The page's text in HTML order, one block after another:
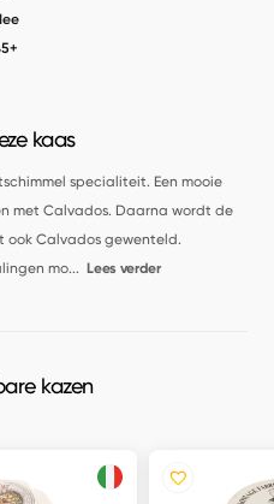
kaas
specialiteit. Een mooie
met Calvados. Daarna wordt de
ook Calvados gewenteld.
mo... Lees verder
kazen